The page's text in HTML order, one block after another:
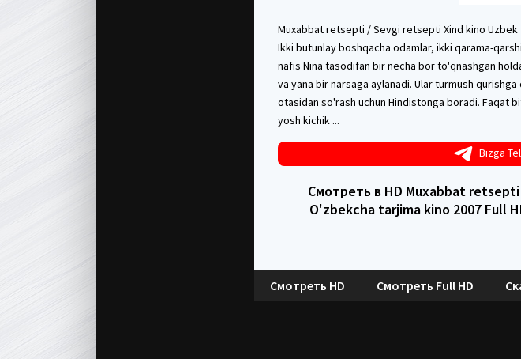
Muxabbat retsepti / Sevgi retsepti Xind kino Uzbek
Ikki butunlay boshqacha odamlar, ikki qarama-
nafis Nina tasodifan bir necha bor to'qnashgan
va yana bir narsaga aylanadi. Ular turmush
otasidan so'rash uchun Hindistonga boradi. Faqat
yosh kichik ...
Bizga
Смотреть в HD Muxabbat
O'zbekcha tarjima kino 2007 Full
Смотреть HD Смотреть Full HD